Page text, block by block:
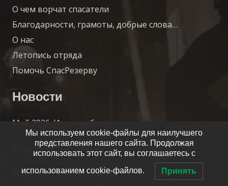
О чем ворчат спасатели
Благодарности, грамоты, добрые слова…
О нас
Летопись отряда
Помочь СпасРезерву
Новости
Май 2026. Итоги работы.
15.06.2026
Апрель 2026. Итоги работы.
17.05.2026
Март 2026. Итоги работы.
Мы используем cookie-файлы для наилучшего
представления нашего сайта. Продолжая
использовать этот сайт, вы соглашаетесь с
использованием cookie-файлов. Принять